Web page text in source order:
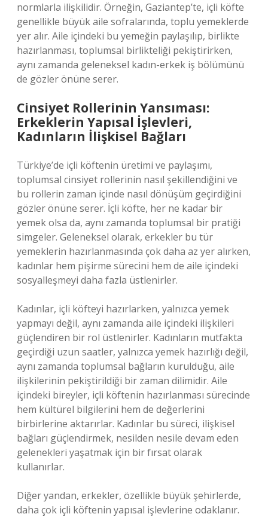
normlarla ilişkilidir. Örneğin, Gaziantep’te, içli köfte
genellikle büyük aile sofralarında, toplu yemeklerde
yer alır. Aile içindeki bu yemeğin paylaşılıp, birlikte
hazırlanması, toplumsal birlikteliği pekiştirirken,
aynı zamanda geleneksel kadın-erkek iş bölümünü
de gözler önüne serer.
Cinsiyet Rollerinin Yansıması:
Erkeklerin Yapısal İşlevleri,
Kadınların İlişkisel Bağları
Türkiye’de içli köftenin üretimi ve paylaşımı,
toplumsal cinsiyet rollerinin nasıl şekillendiğini ve
bu rollerin zaman içinde nasıl dönüşüm geçirdiğini
gözler önüne serer. İçli köfte, her ne kadar bir
yemek olsa da, aynı zamanda toplumsal bir pratiği
simgeler. Geleneksel olarak, erkekler bu tür
yemeklerin hazırlanmasında çok daha az yer alırken,
kadınlar hem pişirme sürecini hem de aile içindeki
sosyalleşmeyi daha fazla üstlenirler.
Kadınlar, içli köfteyi hazırlarken, yalnızca yemek
yapmayı değil, aynı zamanda aile içindeki ilişkileri
güçlendiren bir rol üstlenirler. Kadınların mutfakta
geçirdiği uzun saatler, yalnızca yemek hazırlığı değil,
aynı zamanda toplumsal bağların kurulduğu, aile
ilişkilerinin pekiştirildiği bir zaman dilimidir. Aile
içindeki bireyler, içli köftenin hazırlanması sürecinde
hem kültürel bilgilerini hem de değerlerini
birbirlerine aktarırlar. Kadınlar bu süreci, ilişkisel
bağları güçlendirmek, nesilden nesile devam eden
gelenekleri yaşatmak için bir fırsat olarak
kullanırlar.
Diğer yandan, erkekler, özellikle büyük şehirlerde,
daha çok içli köftenin yapısal işlevlerine odaklanır.